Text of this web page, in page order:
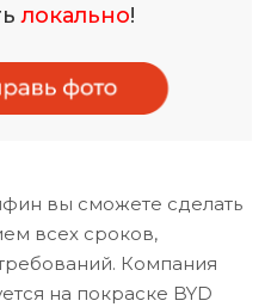
локально!
вы сможете сделать
всех сроков,
Компания
на покраске BYD